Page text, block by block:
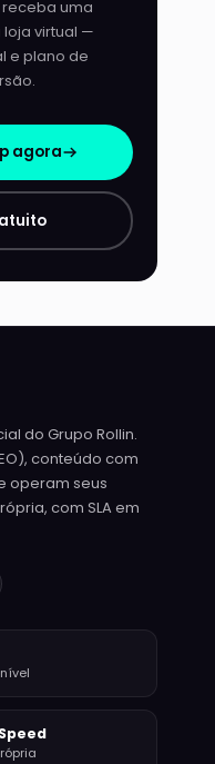
uma
loja virtual —
e plano de
agora
do Grupo Rollin.
conteúdo com
operam seus
com SLA em